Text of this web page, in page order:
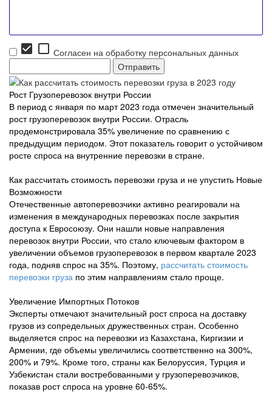
check_box check_box_outline_blank Согласен на обработку персональных данных
Рост Грузоперевозок внутри России
В период с января по март 2023 года отмечен значительный
рост грузоперевозок внутри России. Отрасль
продемонстрировала 35% увеличение по сравнению с
предыдущим периодом. Этот показатель говорит о устойчивом
росте спроса на внутренние перевозки в стране.
Как рассчитать стоимость перевозки груза и не упустить Новые
Возможности
Отечественные автоперевозчики активно реагировали на
изменения в международных перевозках после закрытия
доступа к Евросоюзу. Они нашли новые направления
перевозок внутри России, что стало ключевым фактором в
увеличении объемов грузоперевозок в первом квартале 2023
года, подняв спрос на 35%. Поэтому, рассчитать стоимость
перевозки груза по этим направлениям стало проще.
Увеличение Импортных Потоков
Эксперты отмечают значительный рост спроса на доставку
грузов из сопредельных дружественных стран. Особенно
выделяется спрос на перевозки из Казахстана, Киргизии и
Армении, где объемы увеличились соответственно на 300%,
200% и 79%. Кроме того, страны как Белоруссия, Турция и
Узбекистан стали востребованными у грузоперевозчиков,
показав рост спроса на уровне 60-65%.